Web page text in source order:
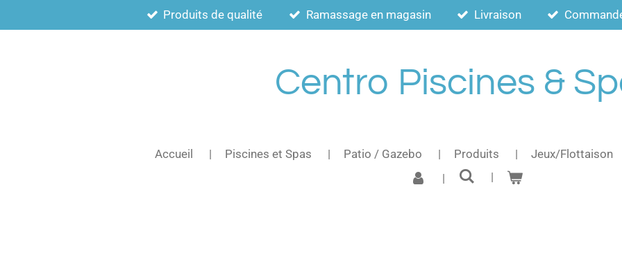
au
Produits de qualité Ramassage en magasin Livraison
Centro Piscines &
Accueil Piscines et Spas Patio / Gazebo Produits Jeux/Flottaison